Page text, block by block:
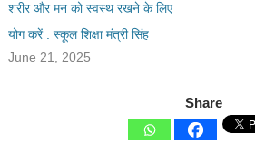
शरीर और मन को स्वस्थ रखने के लिए
योग करें : स्कूल शिक्षा मंत्री सिंह
June 21, 2025
Share